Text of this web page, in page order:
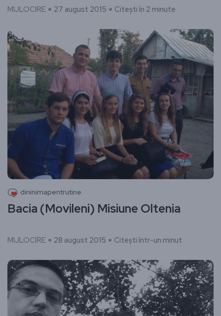
MIJLOCIRE
27 august 2015 Citești în 2 minute
dininimapentrutine
Bacia (Movileni) Misiune Oltenia
MIJLOCIRE 28 august 2015 Citești într-un minut